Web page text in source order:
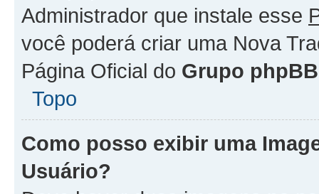
Administrador que instale esse
você poderá criar uma Nova
Página Oficial do Grupo phpBB
Topo
Como posso exibir uma
Usuário?